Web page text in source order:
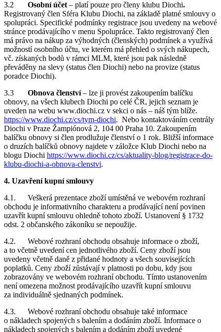
3.2 Osobní účet – platí pouze pro členy klubu Diochi.
Registrovaný člen Sféra Klubu Diochi, na základě platné smlouvy o
spolupráci. Specifické podmínky registrace jsou uvedeny na webové
stránce prodávajícího v menu Spolupráce. Takto registrovaný člen
má právo na nákup za výhodných (členských) podmínek a využívá
možností osobního účtu, ve kterém má přehled o svých nákupech,
vč. získaných bodů v rámci MLM, které jsou pak následně
převáděny na slevy (status člen Diochi) nebo na provize (status
poradce Diochi).
3.3 Obnova členství– lze ji provést zakoupením balíčku
obnovy, na všech klubech Diochi po celé ČR, jejich seznam je
uveden na webu www.diochi.cz v sekci o nás – náš tým blíže.
https://www.diochi.cz/cs/tym-diochi. Nebo kontaktováním centrály
Diochi v Praze Žampiónová 2, 104 00 Praha 10. Zakoupením
balíčku obnovy si člen prodlužuje členství o 1 rok. Bližší informace
o druzích balíčků obnovy najdete v záložce Klub Diochi nebo na
blogu Diochi https://www.diochi.cz/cs/aktuality-blog/registrace-do-
klubu-diochi-a-obnova-clenstvi.
4. Uzavření kupní smlouvy
4.1. Veškerá prezentace zboží umístěná ve webovém rozhraní
obchodu je informativního charakteru a prodávající není povinen
uzavřít kupní smlouvu ohledně tohoto zboží. Ustanovení § 1732
odst. 2 občanského zákoníku se nepoužije.
4.2. Webové rozhraní obchodu obsahuje informace o zboží,
a to včetně uvedení cen jednotlivého zboží. Ceny zboží jsou
uvedeny včetně daně z přidané hodnoty a všech souvisejících
poplatků. Ceny zboží zůstávají v platnosti po dobu, kdy jsou
zobrazovány ve webovém rozhraní obchodu. Tímto ustanovením
není omezena možnost prodávajícího uzavřít kupní smlouvu
za individuálně sjednaných podmínek.
4.3. Webové rozhraní obchodu obsahuje také informace
o nákladech spojených s balením a dodáním zboží. Informace o
nákladech spojených s balením a dodáním zboží uvedené